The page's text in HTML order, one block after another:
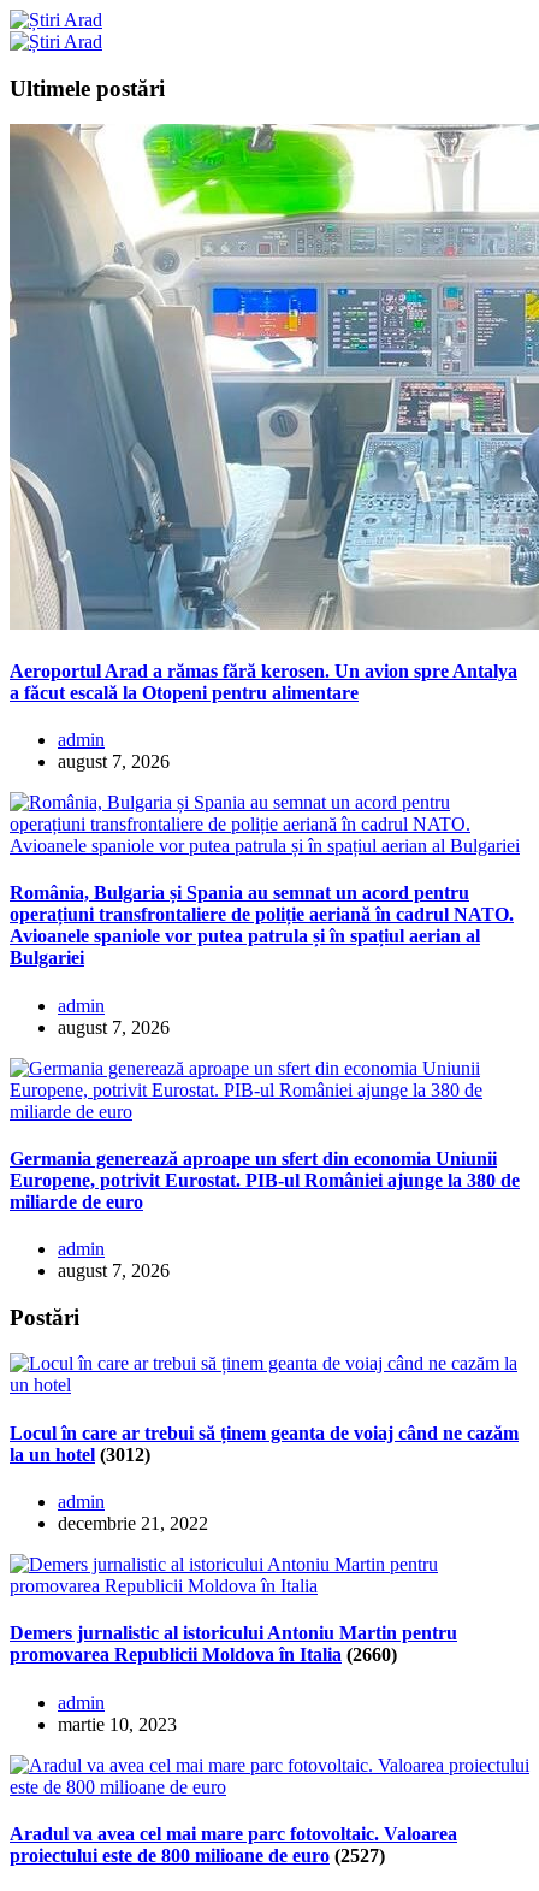
Ultimele postări
Aeroportul Arad a rămas fără kerosen. Un avion spre Antalya
a făcut escală la Otopeni pentru alimentare
admin
august 7, 2026
România, Bulgaria și Spania au semnat un acord pentru
operațiuni transfrontaliere de poliție aeriană în cadrul NATO.
Avioanele spaniole vor putea patrula și în spațiul aerian al
Bulgariei
admin
august 7, 2026
Germania generează aproape un sfert din economia Uniunii
Europene, potrivit Eurostat. PIB-ul României ajunge la 380 de
miliarde de euro
admin
august 7, 2026
Postări
Locul în care ar trebui să ținem geanta de voiaj când ne cazăm
la un hotel (3012)
admin
decembrie 21, 2022
Demers jurnalistic al istoricului Antoniu Martin pentru
promovarea Republicii Moldova în Italia (2660)
admin
martie 10, 2023
Aradul va avea cel mai mare parc fotovoltaic. Valoarea
proiectului este de 800 milioane de euro (2527)